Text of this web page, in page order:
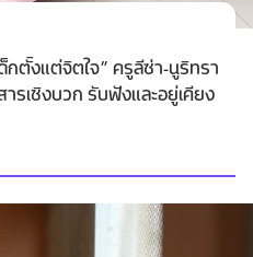
กตั้งแต่จิตใจ” ครูลีซ่า-นูริทรา
รเชิงบวก รับฟังและอยู่เคียง